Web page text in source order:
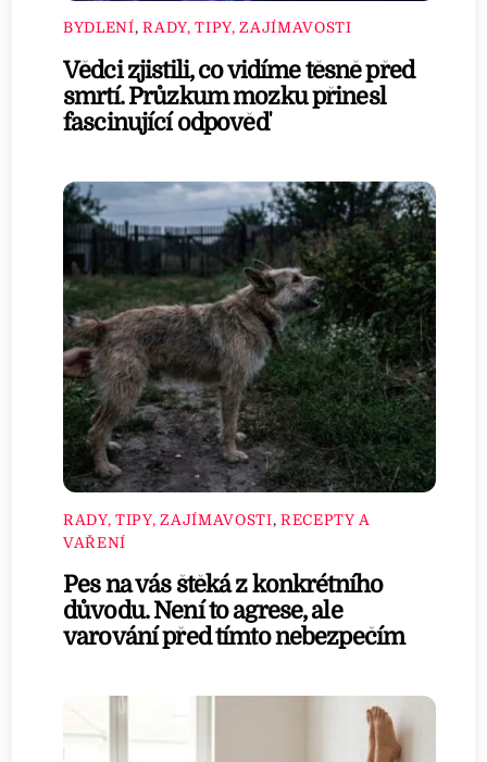
BYDLENÍ,RADY, TIPY, ZAJÍMAVOSTI
Vědci zjistili, co vidíme těsně před
smrtí. Průzkum mozku přinesl
fascinující odpověď
RADY, TIPY, ZAJÍMAVOSTI, RECEPTY A
VAŘENÍ
Pes na vás štěká z konkrétního
důvodu. Není to agrese, ale
varování před tímto nebezpečím